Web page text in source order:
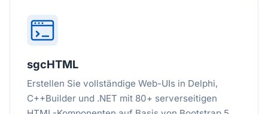
sgcHTML
Erstellen Sie vollständige Web-UIs in Delphi,
C++Builder und .NET mit 80+ serverseitigen